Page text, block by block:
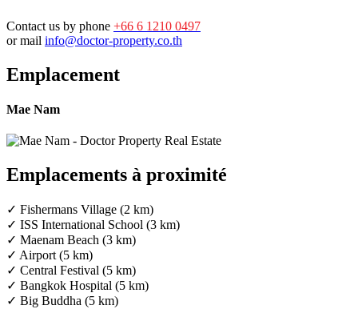
Contact us by phone +66 6 1210 0497
or mail info@doctor-property.co.th
Emplacement
Mae Nam
Emplacements à proximité
✓ Fishermans Village (2 km)
✓ ISS International School (3 km)
✓ Maenam Beach (3 km)
✓ Airport (5 km)
✓ Central Festival (5 km)
✓ Bangkok Hospital (5 km)
✓ Big Buddha (5 km)